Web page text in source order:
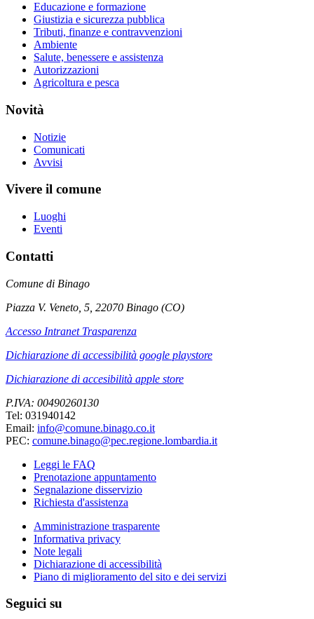
Educazione e formazione
Giustizia e sicurezza pubblica
Tributi, finanze e contravvenzioni
Ambiente
Salute, benessere e assistenza
Autorizzazioni
Agricoltura e pesca
Novità
Notizie
Comunicati
Avvisi
Vivere il comune
Luoghi
Eventi
Contatti
Comune di Binago
Piazza V. Veneto, 5, 22070 Binago (CO)
Accesso Intranet Trasparenza
Dichiarazione di accessibilità google playstore
Dichiarazione di accesibilità apple store
P.IVA: 00490260130
Tel: 031940142
Email: info@comune.binago.co.it
PEC: comune.binago@pec.regione.lombardia.it
Leggi le FAQ
Prenotazione appuntamento
Segnalazione disservizio
Richiesta d'assistenza
Amministrazione trasparente
Informativa privacy
Note legali
Dichiarazione di accessibilità
Piano di miglioramento del sito e dei servizi
Seguici su